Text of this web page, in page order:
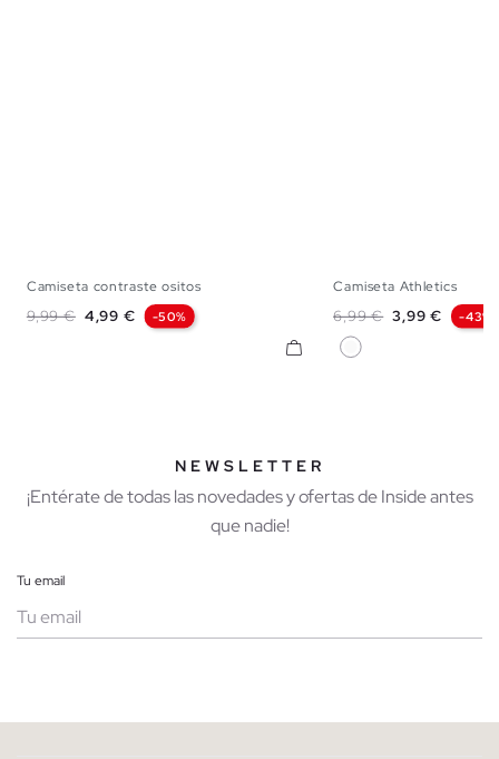
Camiseta contraste ositos
Precio base
9,99 € Precio
4,99 € -50%
Camiseta Athletics
Precio base
6,99 € Precio
3,99 € -43%
Blanco
NEWSLETTER
¡Entérate de todas las novedades y ofertas de Inside antes
que nadie!
Tu email